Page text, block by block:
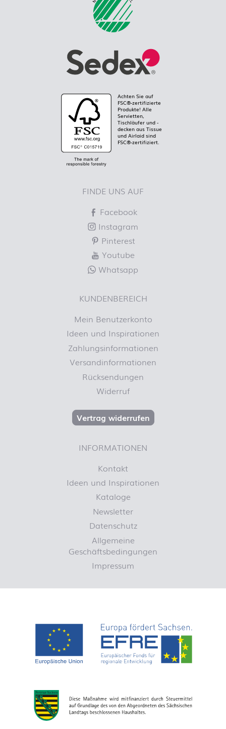
Achten Sie auf
FSC®-zertifizierte
Produkte! Alle
Servietten,
Tischläufer und -
decken aus Tissue
und Airlaid sind
FSC®-zertifiziert.
FINDE UNS AUF
Facebook
Instagram
Pinterest
Youtube
Whatsapp
KUNDENBEREICH
Mein Benutzerkonto
Ideen und Inspirationen
Zahlungsinformationen
Versandinformationen
Rücksendungen
Widerruf
Vertrag widerrufen
INFORMATIONEN
Kontakt
Ideen und Inspirationen
Kataloge
Newsletter
Datenschutz
Allgemeine
Geschäftsbedingungen
Impressum